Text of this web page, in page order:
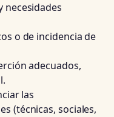
necesidades
o de incidencia de
adecuados,
las
(técnicas, sociales,